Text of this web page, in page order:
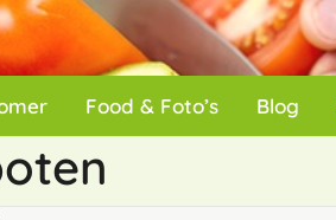
Food & Foto’s Blog